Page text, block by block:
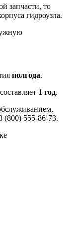
запчасти, то
гидроузла.
полгода.
1 год.
(800) 555-86-73.